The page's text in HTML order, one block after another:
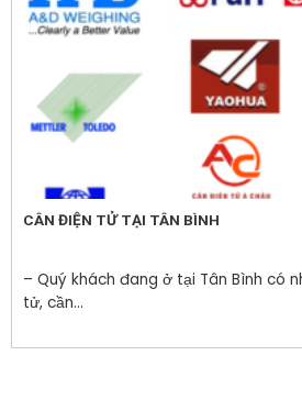
CÂN ĐIỆN TỬ TẠI TÂN BÌNH
– Quý khách đang ở tại Tân Bình có
tử, cần...